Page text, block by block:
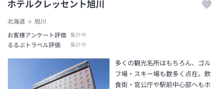
ホテルクレッセント旭川
北海道
旭川
お客様アンケート評価
集計中
るるぶトラベル評価 集計中
多くの観光名所はもちろん、ゴル
フ場・スキー場も数多く点在。飲
食街・官公庁や駅前中心部へもホ